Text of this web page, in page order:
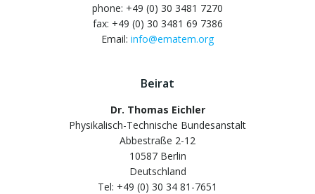
phone: +49 (0) 30 3481 7270
fax: +49 (0) 30 3481 69 7386
Email: info@ematem.org
Beirat
Dr. Thomas Eichler
Physikalisch-Technische Bundesanstalt
Abbestraße 2-12
10587 Berlin
Deutschland
Tel: +49 (0) 30 34 81-7651